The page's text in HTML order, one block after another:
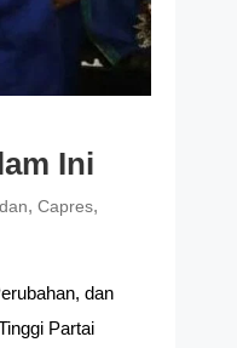
Ini
,Capres,
dan
Partai